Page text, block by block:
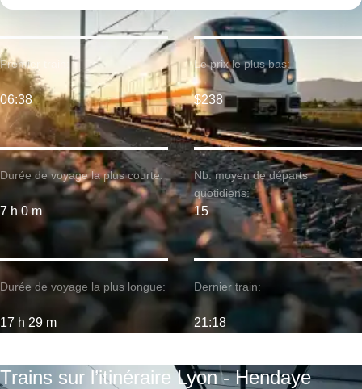
Durée de voyage la plus courte:
7 h 0 m
Premier train:
06:38
Durée de voyage la plus longue:
17 h 29 m
Le prix le plus bas:
$238
Nb. moyen de départs
quotidiens:
15
Dernier train:
21:18
Trains sur l’itinéraire Lyon - Hendaye